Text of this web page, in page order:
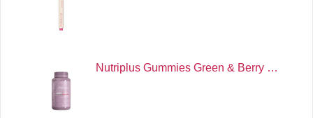
Nutriplus Gummies Green & Berry …